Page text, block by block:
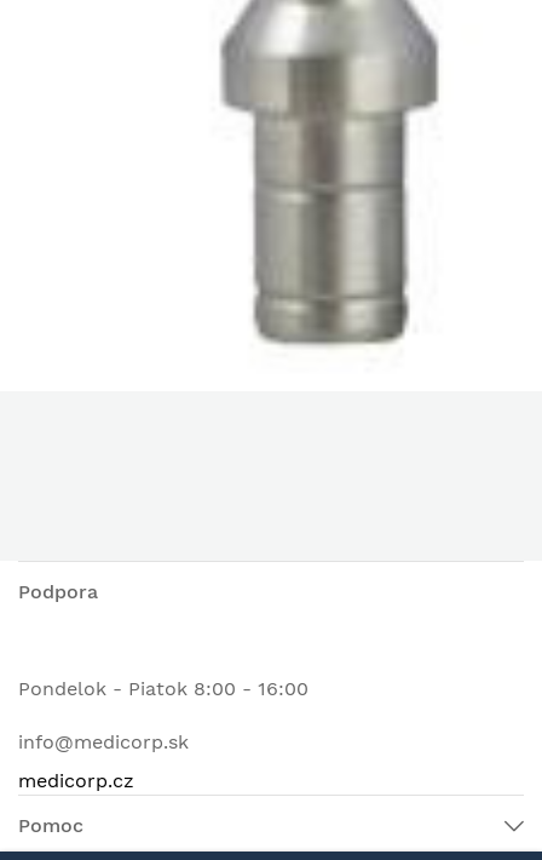
Podpora
Pondelok - Piatok 8:00 - 16:00
info@medicorp.sk
medicorp.cz
Pomoc